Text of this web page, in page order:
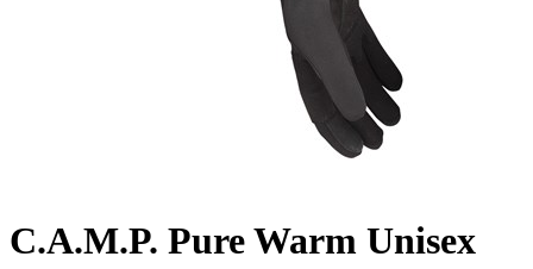
C.A.M.P. Pure Warm Unisex